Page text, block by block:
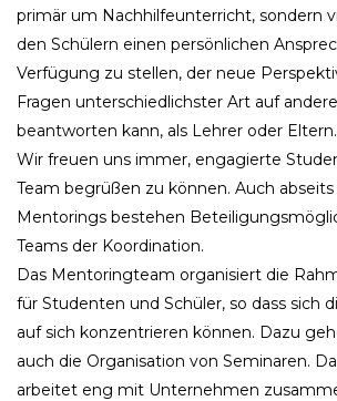
primär um Nachhilfeunterricht, sondern
den Schülern einen persönlichen
Verfügung zu stellen, der neue
Fragen unterschiedlichster Art auf
beantworten kann, als Lehrer oder Eltern.
Wir freuen uns immer, engagierte
Team begrüßen zu können. Auch
Mentorings bestehen
Teams der Koordination.
Das Mentoringteam organisiert die
für Studenten und Schüler, so dass sich
auf sich konzentrieren können. Dazu
auch die Organisation von Seminaren.
arbeitet eng mit Unternehmen